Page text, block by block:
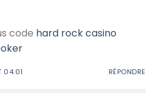
code hard rock casino
04:01 RÉPONDRE